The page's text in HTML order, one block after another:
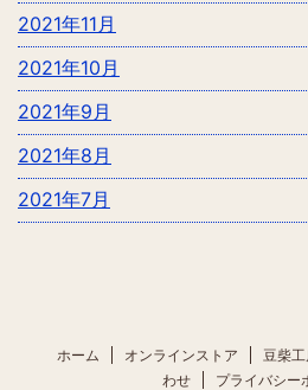
2021年11月
2021年10月
2021年9月
2021年8月
2021年7月
ホーム オンラインストア 豆柴
わせ
プライバシー